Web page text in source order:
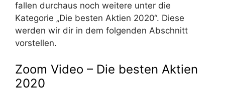
fallen durchaus noch weitere unter die
Kategorie „Die besten Aktien 2020“. Diese
werden wir dir in dem folgenden Abschnitt
vorstellen.
Zoom Video – Die besten Aktien
2020